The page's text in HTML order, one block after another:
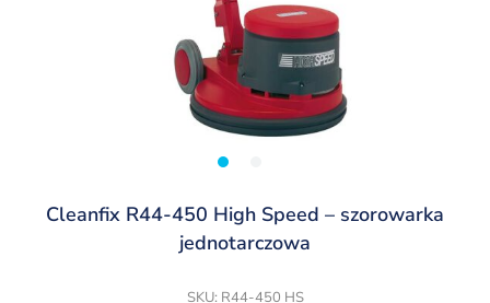
Cleanfix R44-450 High Speed – szorowarka
jednotarczowa
SKU: R44-450 HS